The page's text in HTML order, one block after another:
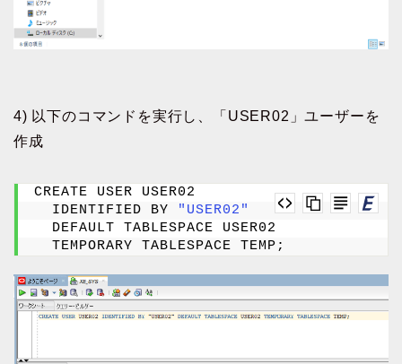
4) 以下のコマンドを実行し、「USER02」ユーザーを
作成
CREATE USER USER02
  IDENTIFIED BY
"USER02"
  DEFAULT TABLESPACE USER02
  TEMPORARY TABLESPACE TEMP;